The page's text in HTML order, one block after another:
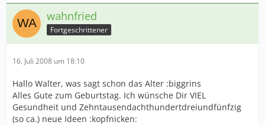
wahnfried
Fortgeschrittener
16. Juli 2008 um 18:10
Hallo Walter, was sagt schon das Alter :biggrins
Alles Gute zum Geburtstag. Ich wünsche Dir VIEL
Gesundheit und Zehntausendachthundertdreiundfünfzig
(so ca.) neue Ideen :kopfnicken: